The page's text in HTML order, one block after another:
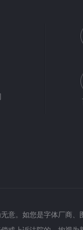
意。如您是字体厂商